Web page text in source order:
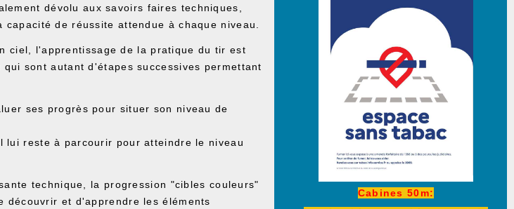
dévolu aux savoirs faires techniques,
de réussite attendue à chaque niveau.
ciel, l'apprentissage de la pratique du tir est
sont autant d'étapes successives permettant
ses progrès pour situer son niveau de
lui reste à parcourir pour atteindre le niveau
technique, la progression "cibles couleurs"
découvrir et d'apprendre les éléments
Cabines 50m: